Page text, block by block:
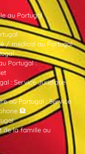
au Portugal
/ médical au Portugal
Portugal :
: Service Juridique
au Portugal : Service
🏦
de la famille au